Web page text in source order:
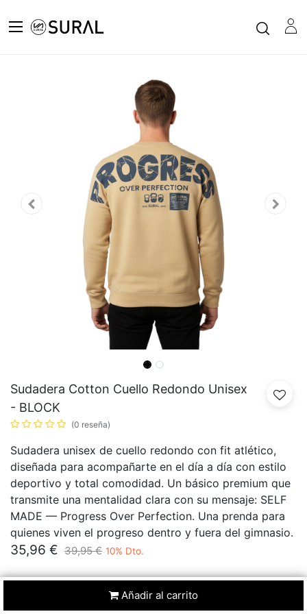
Todos los productos
Sudadera Cotton Cuello Redondo Unisex
- BLOCK
(0 reseña)
Sudadera unisex de cuello redondo con fit atlético,
diseñada para acompañarte en el día a día con estilo
deportivo y total comodidad. Un básico premium que
transmite una mentalidad clara con su mensaje: SELF
MADE — Progress Over Perfection. Una prenda para
quienes viven el progreso dentro y fuera del gimnasio.
35,96 € 39,95€ 10% Dto.
REBAJAS
01
Añadir al carrito